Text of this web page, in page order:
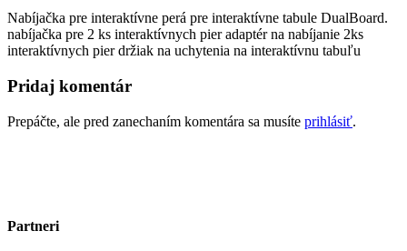
Nabíjačka pre interaktívne perá pre interaktívne tabule DualBoard.
nabíjačka pre 2 ks interaktívnych pier adaptér na nabíjanie 2ks
interaktívnych pier držiak na uchytenia na interaktívnu tabuľu
Pridaj komentár
Prepáčte, ale pred zanechaním komentára sa musíte prihlásiť.
Partneri